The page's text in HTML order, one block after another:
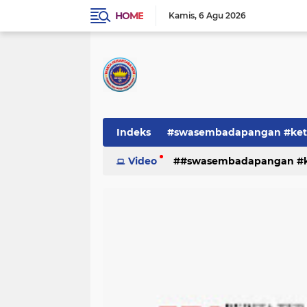
HOME Kamis 6 Agu 2026
Indeks #swasembadapangan
Pemerintah PEMERINTAHAN
Video #swasembadapangan